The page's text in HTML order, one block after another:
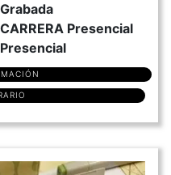
Grabada
CARRERA Presencial
Presencial